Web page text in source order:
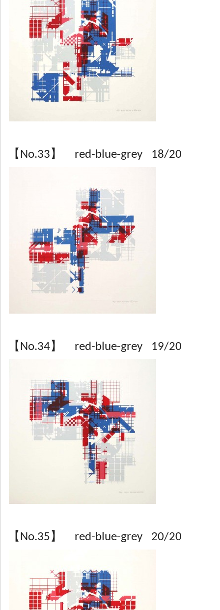
【No.33】 red-blue-grey 18/20
【No.34】 red-blue-grey 19/20
【No.35】 red-blue-grey 20/20